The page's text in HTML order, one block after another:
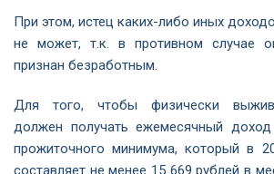
При этом, истец каких-либо иных
не может, т.к. в противном случае
признан безработным.
Для того, чтобы физически
должен получать ежемесячный
прожиточного минимума, который в
составляет не менее 15 669 рублей в